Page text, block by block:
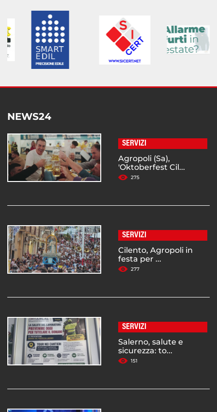
NEWS24
SERVIZI
Agropoli (Sa),
'Oktoberfest Cil...
275
SERVIZI
Cilento, Agropoli in
festa per ...
277
SERVIZI
Salerno, salute e
sicurezza: to...
151